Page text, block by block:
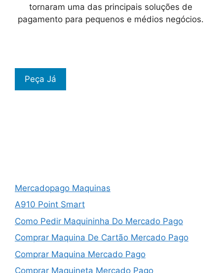
tornaram uma das principais soluções de
pagamento para pequenos e médios negócios.
Peça Já
Mercadopago Maquinas
A910 Point Smart
Como Pedir Maquininha Do Mercado Pago
Comprar Maquina De Cartão Mercado Pago
Comprar Maquina Mercado Pago
Comprar Maquineta Mercado Pago